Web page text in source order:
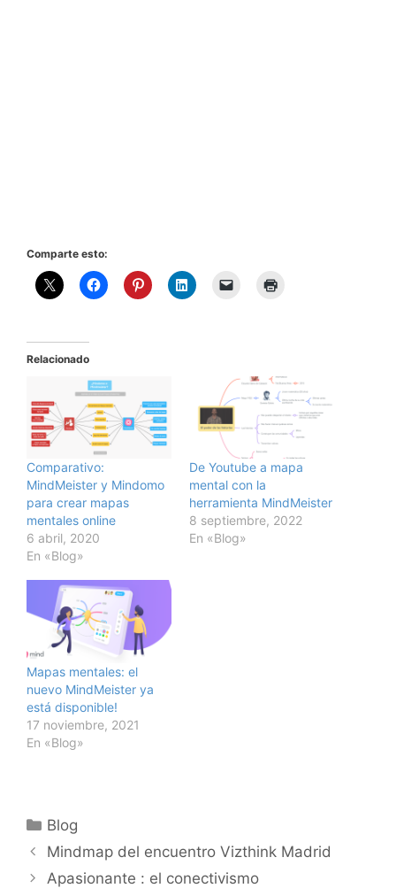
Comparte esto:
Relacionado
Comparativo:
MindMeister y Mindomo
para crear mapas
mentales online
6 abril, 2020
En «Blog»
De Youtube a mapa
mental con la
herramienta MindMeister
8 septiembre, 2022
En «Blog»
Mapas mentales: el
nuevo MindMeister ya
está disponible!
17 noviembre, 2021
En «Blog»
Categorías
Blog
Mindmap del encuentro Vizthink Madrid
Apasionante : el conectivismo